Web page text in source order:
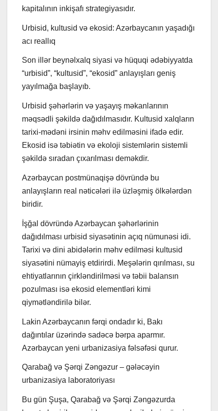
kapitalının inkişafı strategiyasıdır.
Urbisid, kultusid və ekosid: Azərbaycanın yaşadığı
acı reallıq
Son illər beynəlxalq siyasi və hüquqi ədəbiyyatda
“urbisid”, “kultusid”, “ekosid” anlayışları geniş
yayılmağa başlayıb.
Urbisid şəhərlərin və yaşayış məkanlarının
məqsədli şəkildə dağıdılmasıdır. Kultusid xalqların
tarixi-mədəni irsinin məhv edilməsini ifadə edir.
Ekosid isə təbiətin və ekoloji sistemlərin sistemli
şəkildə sıradan çıxarılması deməkdir.
Azərbaycan postmünaqişə dövründə bu
anlayışların real nəticələri ilə üzləşmiş ölkələrdən
biridir.
İşğal dövründə Azərbaycan şəhərlərinin
dağıdılması urbisid siyasətinin açıq nümunəsi idi.
Tarixi və dini abidələrin məhv edilməsi kultusid
siyasətini nümayiş etdirirdi. Meşələrin qırılması, su
ehtiyatlarının çirkləndirilməsi və təbii balansın
pozulması isə ekosid elementləri kimi
qiymətləndirilə bilər.
Lakin Azərbaycanın fərqi ondadır ki, Bakı
dağıntılar üzərində sadəcə bərpa aparmır.
Azərbaycan yeni urbanizasiya fəlsəfəsi qurur.
Qarabağ və Şərqi Zəngəzur – gələcəyin
urbanizasiya laboratoriyası
Bu gün Şuşa, Qarabağ və Şərqi Zəngəzurda